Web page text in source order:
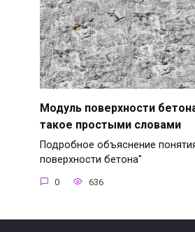
Модуль поверхности
такое простыми словами
Подробное объяснение
поверхности бетона"
0 636